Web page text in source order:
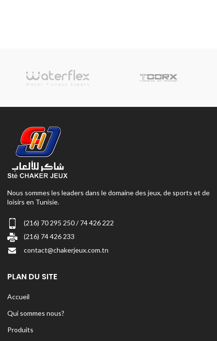
Nous sommes les leaders dans le domaine des jeux, de sports et de
loisirs en Tunisie.
(216) 70 295 250 / 74 426 222
(216) 74 426 233
contact@chakerjeux.com.tn
PLAN DU SITE
Accueil
Qui sommes nous?
Produits